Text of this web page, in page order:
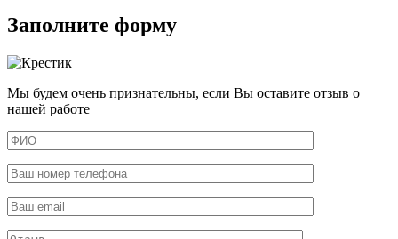
Заполните форму
Мы будем очень признательны, если Вы оставите отзыв о
нашей работе